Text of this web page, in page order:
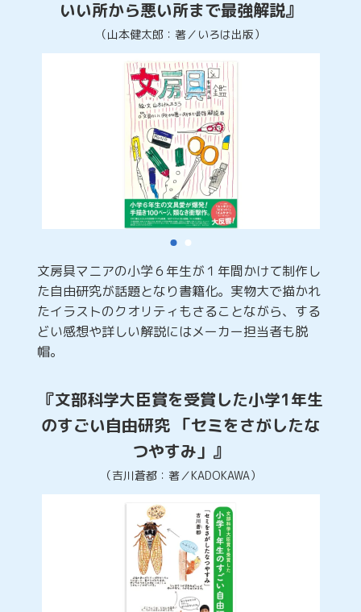
いい所から悪い所まで最強解説』
（山本健太郎：著／いろは出版）
文房具マニアの小学６年生が１年間かけて制作し
た自由研究が話題となり書籍化。実物大で描かれ
たイラストのクオリティもさることながら、する
どい感想や詳しい解説にはメーカー担当者も脱
帽。
『文部科学大臣賞を受賞した小学1年生
のすごい自由研究 「セミをさがしたな
つやすみ」』
（吉川蒼都：著／KADOKAWA）